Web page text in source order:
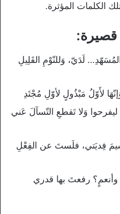
الكلمات المؤثرة.
قصيرة:
لَدَيّ، وَللنّوْمِ القَلِيلِ
لأَوّلُ مَبْذُولٍ لأوّلِ مُجْتَدِ
ليفرحوا وَلا تَقطعِ التّسآلَ عَني
فِديَتي، فلَستَ عن الفِعْلِ
رفعتَ بها قدري